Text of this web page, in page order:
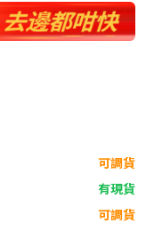
可調貨
有現貨
可調貨